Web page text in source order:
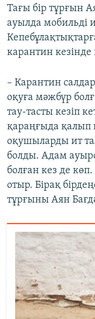
Тағы бір тұрғын
ауылда мобильді
карантин кезінде
– Карантин
оқуға мәжбүр
тау-тасты кезіп
қараңғыда қалып
оқушыларды ит
болды. Адам
болған кез де
отыр. Бірақ
тұрғыны Аян